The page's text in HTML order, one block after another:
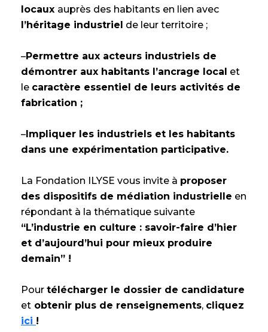
locaux auprès des habitants en lien avec
l’héritage industriel de leur territoire ;
–Permettre aux acteurs industriels de
démontrer aux habitants l’ancrage local et
le caractère essentiel de leurs activités de
fabrication ;
–Impliquer les industriels et les habitants
dans une expérimentation participative.
La Fondation ILYSE vous invite à proposer
des dispositifs de médiation industrielle en
répondant à la thématique suivante
“L’industrie en culture : savoir-faire d’hier
et d’aujourd’hui pour mieux produire
demain” !
Pour télécharger le dossier de candidature
et obtenir plus de renseignements, cliquez
ici !